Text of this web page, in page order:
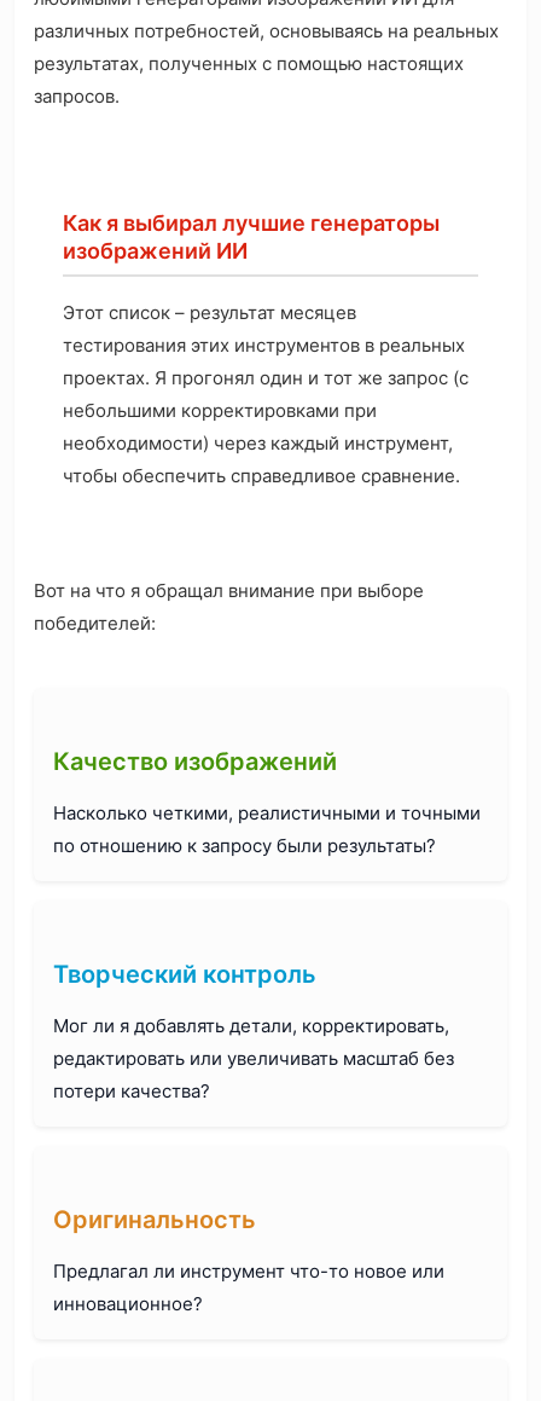
различных потребностей, основываясь на реальных
результатах, полученных с помощью настоящих
запросов.
Как я выбирал лучшие генераторы
изображений ИИ
Этот список – результат месяцев
тестирования этих инструментов в реальных
проектах. Я прогонял один и тот же запрос (с
небольшими корректировками при
необходимости) через каждый инструмент,
чтобы обеспечить справедливое сравнение.
Вот на что я обращал внимание при выборе
победителей:
Качество изображений
Насколько четкими, реалистичными и точными
по отношению к запросу были результаты?
Творческий контроль
Мог ли я добавлять детали, корректировать,
редактировать или увеличивать масштаб без
потери качества?
Оригинальность
Предлагал ли инструмент что-то новое или
инновационное?